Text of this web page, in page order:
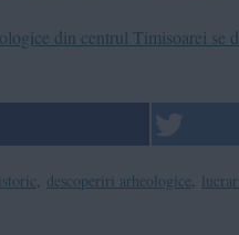
din centrul Timisoarei se
descoperiri arheologice